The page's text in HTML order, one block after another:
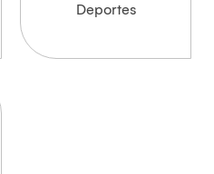
Deportes